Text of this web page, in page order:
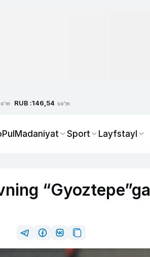
RUB :146,54 so'm
PulMadaniyat Sport Layfstayl
“Gyoztepe”ga